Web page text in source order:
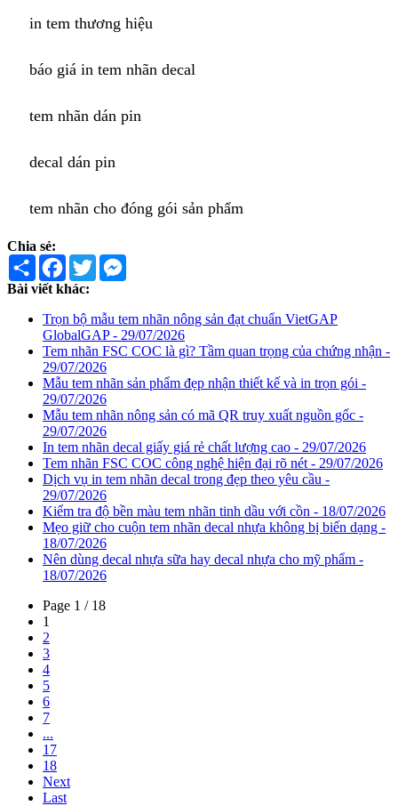
in tem thương hiệu
báo giá in tem nhãn decal
tem nhãn dán pin
decal dán pin
tem nhãn cho đóng gói sản phẩm
Chia sẻ:
Share Facebook
Twitter
Bài viết khác:
Trọn bộ mẫu tem nhãn nông sản đạt chuẩn VietGAP
GlobalGAP - 29/07/2026
Tem nhãn FSC COC là gì? Tầm quan trọng của chứng nhận -
29/07/2026
Mẫu tem nhãn sản phẩm đẹp nhận thiết kế và in trọn gói -
29/07/2026
Mẫu tem nhãn nông sản có mã QR truy xuất nguồn gốc -
29/07/2026
In tem nhãn decal giấy giá rẻ chất lượng cao - 29/07/2026
Tem nhãn FSC COC công nghệ hiện đại rõ nét - 29/07/2026
Dịch vụ in tem nhãn decal trong đẹp theo yêu cầu -
29/07/2026
Kiểm tra độ bền màu tem nhãn tinh dầu với cồn - 18/07/2026
Mẹo giữ cho cuộn tem nhãn decal nhựa không bị biến dạng -
18/07/2026
Nên dùng decal nhựa sữa hay decal nhựa cho mỹ phẩm -
18/07/2026
Page 1 / 18
1
2
3
4
5
6
7
...
17
18
Next
Last